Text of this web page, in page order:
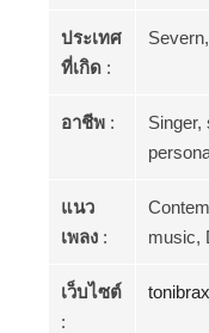
ประเทศ
ที่เกิด :
อาชีพ :
Singer,
แนว
เพลง :
music,
เว็บไซต์
: